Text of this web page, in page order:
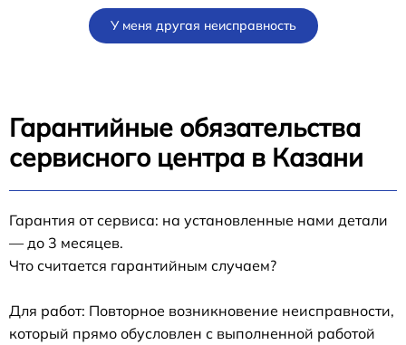
У меня другая неисправность
Гарантийные обязательства
сервисного центра в Казани
Гарантия от сервиса: на установленные нами детали
— до 3 месяцев.
Что считается гарантийным случаем?
Для работ: Повторное возникновение неисправности,
который прямо обусловлен с выполненной работой